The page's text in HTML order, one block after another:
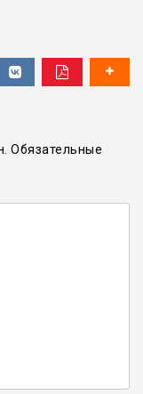
Обязательные